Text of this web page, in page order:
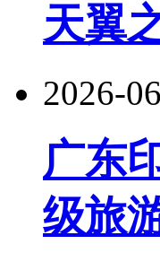
天翼
2026-
广东
级旅